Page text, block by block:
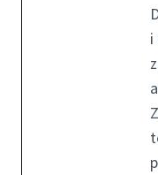
i